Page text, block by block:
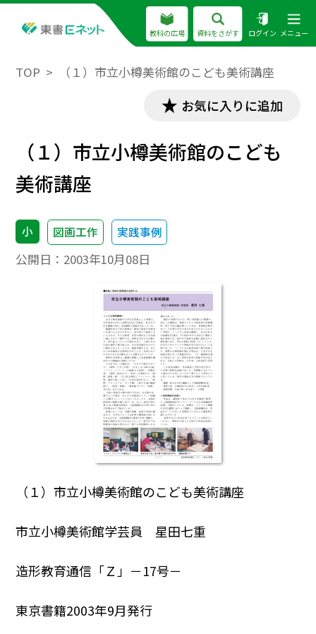
教科の広場 資料をさがす ログイン メニュー
TOP （１）市立小樽美術館のこども美術講座
お気に入りに追加
（１）市立小樽美術館のこども
美術講座
小 図画工作 実践事例
公開日： 2003年10月08日
（１）市立小樽美術館のこども美術講座
市立小樽美術館学芸員 星田七重
造形教育通信「Ｚ」－17号－
東京書籍2003年9月発行